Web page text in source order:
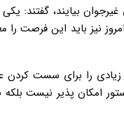
بیایند، گفتند:
نیز باید این فرصت را
را برای سست کردن
امکان پذیر نیست بلکه